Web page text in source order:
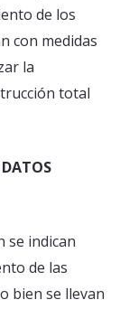
de los
con medidas
la
total
se indican
de las
bien se llevan